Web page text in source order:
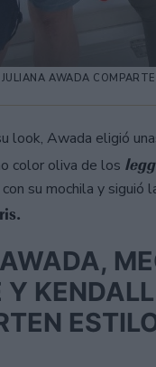
AWADA
look, Awada eligió
color oliva de los
su mochila y siguió
Y